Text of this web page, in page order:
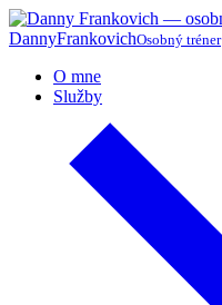
DannyFrankovichOsobný tréner
O mne
Služby